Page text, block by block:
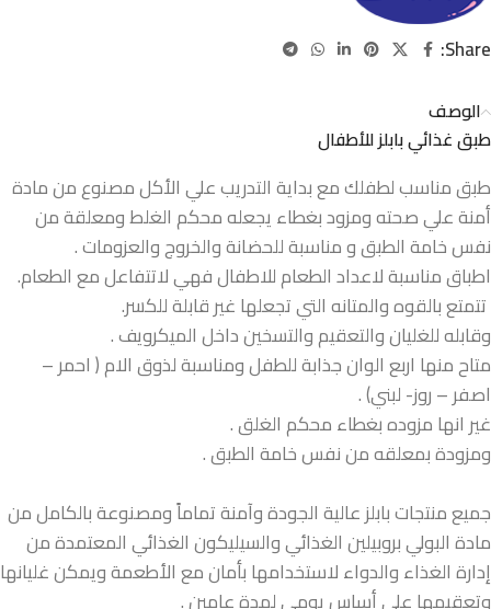
Share:
الوصف
طبق غذائي بابلز للأطفال
طبق مناسب لطفلك مع بداية التدريب علي الأكل مصنوع من مادة
أمنة علي صحته ومزود بغطاء يجعله محكم الغلط ومعلقة من
نفس خامة الطبق و مناسبة للحضانة والخروج والعزومات .
اطباق مناسبة لاعداد الطعام للاطفال فهي لاتتفاعل مع الطعام.
تتمتع بالقوه والمتانه التي تجعلها غير قابلة للكسر.
وقابله للغليان والتعقيم والتسخين داخل الميكرويف .
متاح منها اربع الوان جذابة للطفل ومناسبة لذوق الام ( احمر –
اصفر – روز- لبني) .
غير انها مزوده بغطاء محكم الغلق .
ومزودة بمعلقه من نفس خامة الطبق .
جميع منتجات بابلز عالية الجودة وآمنة تماماً ومصنوعة بالكامل من
مادة البولي بروبيلين الغذائي والسيليكون الغذائي المعتمدة من
إدارة الغذاء والدواء لاستخدامها بأمان مع الأطعمة ويمكن غليانها
وتعقيمها على أساس يومي لمدة عامين .